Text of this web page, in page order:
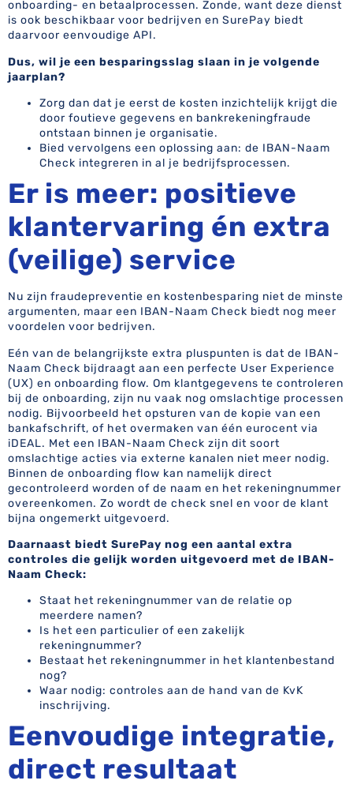
onboarding- en betaalprocessen. Zonde, want deze dienst
is ook beschikbaar voor bedrijven en SurePay biedt
daarvoor eenvoudige API.
Dus, wil je een besparingsslag slaan in je volgende
jaarplan?
Zorg dan dat je eerst de kosten inzichtelijk krijgt die
door foutieve gegevens en bankrekeningfraude
ontstaan binnen je organisatie.
Bied vervolgens een oplossing aan: de IBAN-Naam
Check integreren in al je bedrijfsprocessen.
Er is meer: positieve
klantervaring én extra
(veilige) service
Nu zijn fraudepreventie en kostenbesparing niet de minste
argumenten, maar een IBAN-Naam Check biedt nog meer
voordelen voor bedrijven.
Eén van de belangrijkste extra pluspunten is dat de IBAN-
Naam Check bijdraagt aan een perfecte User Experience
(UX) en onboarding flow. Om klantgegevens te controleren
bij de onboarding, zijn nu vaak nog omslachtige processen
nodig. Bijvoorbeeld het opsturen van de kopie van een
bankafschrift, of het overmaken van één eurocent via
iDEAL. Met een IBAN-Naam Check zijn dit soort
omslachtige acties via externe kanalen niet meer nodig.
Binnen de onboarding flow kan namelijk direct
gecontroleerd worden of de naam en het rekeningnummer
overeenkomen. Zo wordt de check snel en voor de klant
bijna ongemerkt uitgevoerd.
Daarnaast biedt SurePay nog een aantal extra
controles die gelijk worden uitgevoerd met de IBAN-
Naam Check:
Staat het rekeningnummer van de relatie op
meerdere namen?
Is het een particulier of een zakelijk
rekeningnummer?
Bestaat het rekeningnummer in het klantenbestand
nog?
Waar nodig: controles aan de hand van de KvK
inschrijving.
Eenvoudige integratie,
direct resultaat